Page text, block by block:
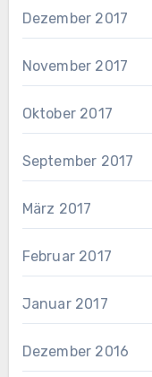
Dezember 2017
November 2017
Oktober 2017
September 2017
März 2017
Februar 2017
Januar 2017
Dezember 2016